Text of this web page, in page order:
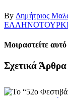
By Δημήτριος
Μοιραστείτε
Facebook
X
LinkedIn
WhatsApp
Email
Σχετικά Άρθρα